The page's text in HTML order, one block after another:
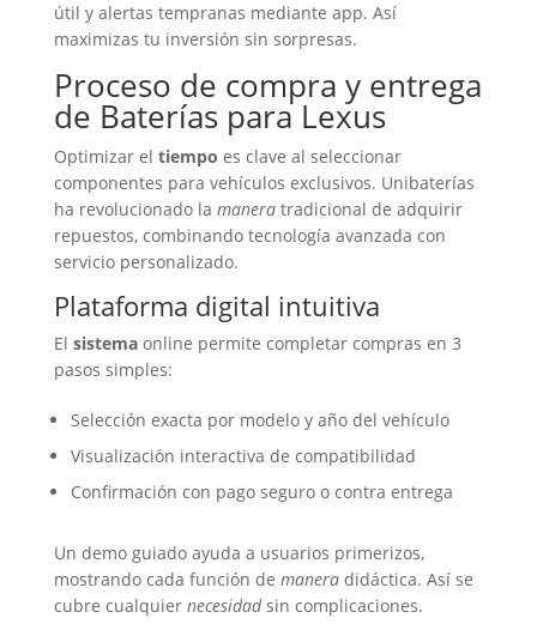
útil y alertas tempranas mediante app. Así
maximizas tu inversión sin sorpresas.
Proceso de compra y entrega
de Bateríaspara Lexus
Optimizar el tiempo es clave al seleccionar
componentes para vehículos exclusivos. Unibaterías
ha revolucionado la maneratradicional de adquirir
repuestos, combinando tecnología avanzada con
servicio personalizado.
Plataforma digital intuitiva
El sistemaonline permite completar compras en 3
pasos simples:
Selección exacta por modelo y año del vehículo
Visualización interactiva de compatibilidad
Confirmación con pago seguro o contra entrega
Un demo guiado ayuda a usuarios primerizos,
mostrando cada función de maneradidáctica. Así se
cubre cualquier necesidadsin complicaciones.